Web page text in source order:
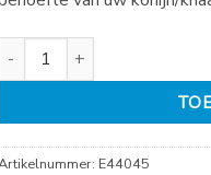
Knaagdiersticks Vit C
E44045